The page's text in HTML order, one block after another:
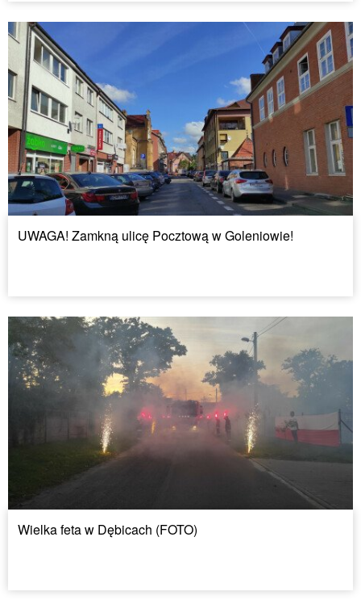
UWAGA! Zamkną ulicę Pocztową w Goleniowie!
Wielka feta w Dębicach (FOTO)